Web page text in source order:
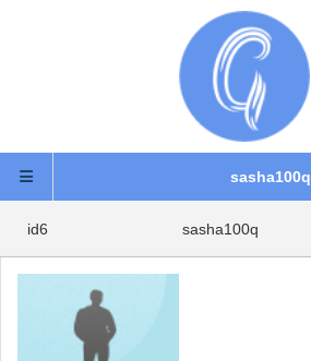
sasha100q
id6 sasha100q